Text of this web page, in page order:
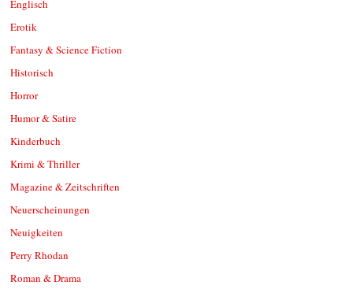
Englisch
Erotik
Fantasy & Science Fiction
Historisch
Horror
Humor & Satire
Kinderbuch
Krimi & Thriller
Magazine & Zeitschriften
Neuerscheinungen
Neuigkeiten
Perry Rhodan
Roman & Drama